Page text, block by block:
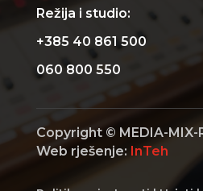
Režija i studio:
+385 40 861 500
060 800 550
Copyright © MEDIA-MIX-
Web rješenje: InTeh